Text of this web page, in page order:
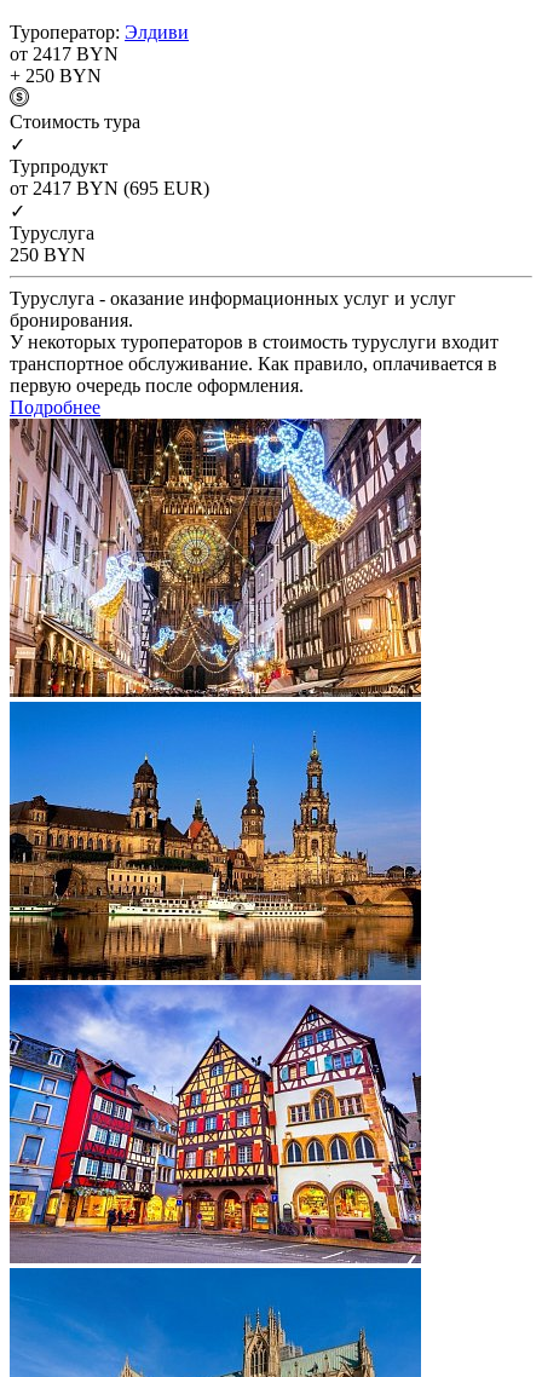
Туроператор: Элдиви
от 2417 BYN
+ 250 BYN
Cтоимость тура
✓
Турпродукт
от 2417 BYN (695 EUR)
✓
Туруслуга
250 BYN
Туруслуга - оказание информационных услуг и услуг
бронирования.
У некоторых туроператоров в стоимость туруслуги входит
транспортное обслуживание. Как правило, оплачивается в
первую очередь после оформления.
Подробнее